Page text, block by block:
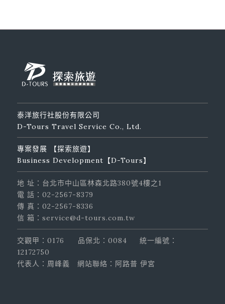
泰洋旅行社股份有限公司
D-Tours Travel Service Co., Ltd.
專案發展 【探索旅遊】
Business Development【D-Tours】
地 址：台北市中山區林森北路380號4樓之1
電 話：02-2567-8379
傳 真：02-2567-8336
信 箱：service@d-tours.com.tw
交觀甲：0176 品保北：0084
統一編號：
12172750
代表人：周峰義
網站聯絡：阿路普 伊宮